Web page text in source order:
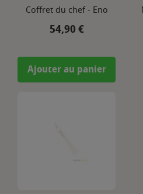
Coffret du chef - Eno
Prix
54,90 €
Ajouter au panier